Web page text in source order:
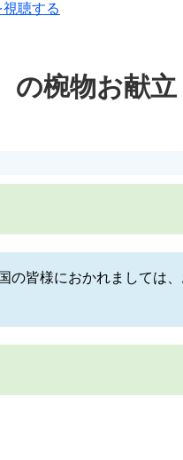
聴する
の椀物お献
の皆様におかれましては